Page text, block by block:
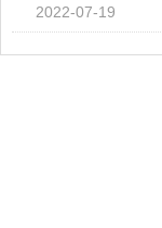
2022-07-19